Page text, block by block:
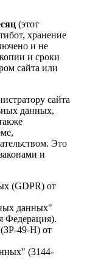
(этот
хранение
и не
и сроки
сайта или
сайта
данных,
Это
и
(GDPR) от
данных"
Федерация).
49-Н) от
(3144-